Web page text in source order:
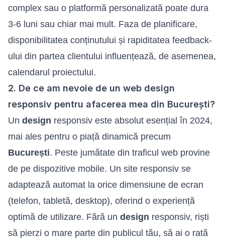
complex sau o platformă personalizată poate dura
3-6 luni sau chiar mai mult. Faza de planificare,
disponibilitatea conținutului și rapiditatea feedback-
ului din partea clientului influențează, de asemenea,
calendarul proiectului.
2. De ce am nevoie de un web design
responsiv pentru afacerea mea din București?
Un design responsiv este absolut esențial în 2024,
mai ales pentru o piață dinamică precum
București. Peste jumătate din traficul web provine
de pe dispozitive mobile. Un site responsiv se
adaptează automat la orice dimensiune de ecran
(telefon, tabletă, desktop), oferind o experiență
optimă de utilizare. Fără un design responsiv, riști
să pierzi o mare parte din publicul tău, să ai o rată